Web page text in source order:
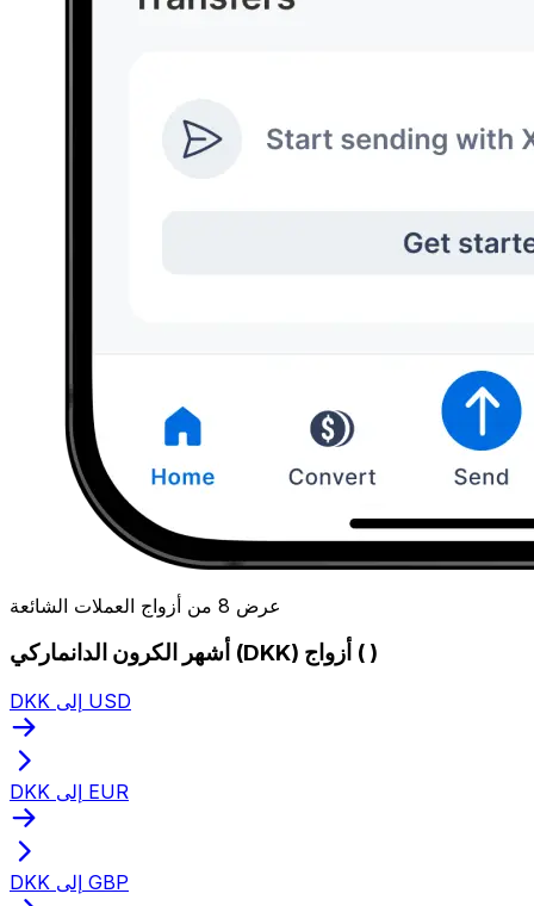
عرض 8 من أزواج العملات الشائعة
أشهر الكرون الدانماركي (DKK) أزواج ( )
DKK إلى USD
DKK إلى EUR
DKK إلى GBP